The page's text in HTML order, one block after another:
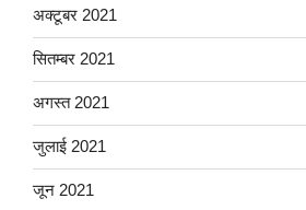
अक्टूबर 2021
सितम्बर 2021
अगस्त 2021
जुलाई 2021
जून 2021